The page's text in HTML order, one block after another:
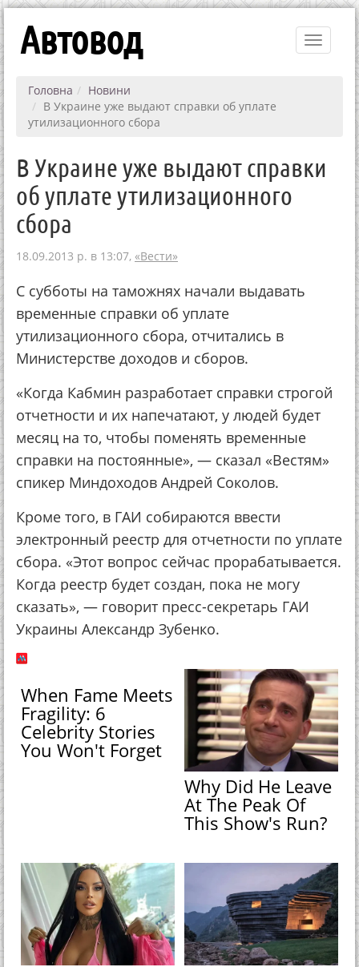
Toggle
Автовод
Головна
Новини
В Украине уже выдают справки об уплате
утилизационного сбора
В Украине уже выдают справки
об уплате утилизационного
сбора
18.09.2013 р. в 13:07, «Вести»
С субботы на таможнях начали выдавать
временные справки об уплате
утилизационного сбора, отчитались в
Министерстве доходов и сборов.
«Когда Кабмин разработает справки строгой
отчетности и их напечатают, у людей будет
месяц на то, чтобы поменять временные
справки на постоянные», — сказал «Вестям»
спикер Миндоходов Андрей Соколов.
Кроме того, в ГАИ собираются ввести
электронный реестр для отчетности по уплате
сбора. «Этот вопрос сейчас прорабатывается.
Когда реестр будет создан, пока не могу
сказать», — говорит пресс-секретарь ГАИ
Украины Александр Зубенко.
When Fame Meets
Fragility: 6
Celebrity Stories
You Won't Forget
Why Did He Leave
At The Peak Of
This Show's Run?